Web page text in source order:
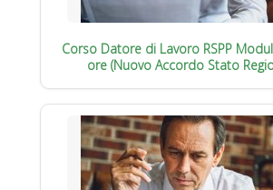
Corso Datore di Lavoro RSPP
ore (Nuovo Accordo Stato